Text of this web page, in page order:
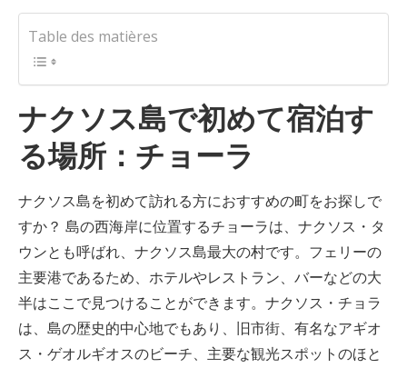
Table des matières
ナクソス島で初めて宿泊す
る場所：チョーラ
ナクソス島を初めて訪れる方におすすめの町をお探しで
すか？ 島の西海岸に位置するチョーラは、ナクソス・タ
ウンとも呼ばれ、ナクソス島最大の村です。フェリーの
主要港であるため、ホテルやレストラン、バーなどの大
半はここで見つけることができます。ナクソス・チョラ
は、島の歴史的中心地でもあり、旧市街、有名なアギオ
ス・ゲオルギオスのビーチ、主要な観光スポットのほと